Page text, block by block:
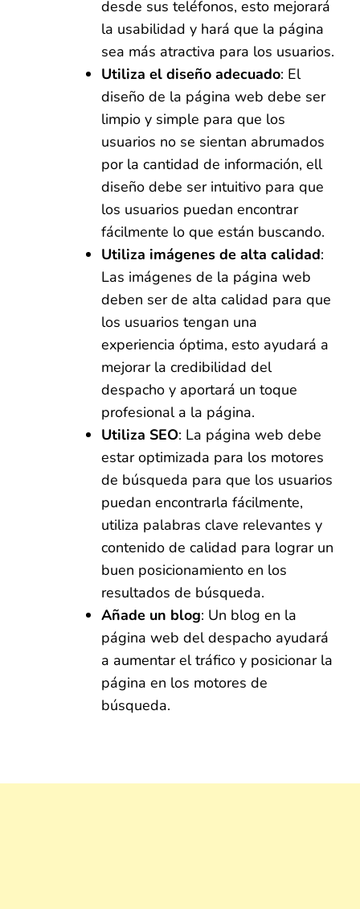
desde sus teléfonos, esto mejorará
la usabilidad y hará que la página
sea más atractiva para los usuarios.
Utiliza el diseño adecuado: El
diseño de la página web debe ser
limpio y simple para que los
usuarios no se sientan abrumados
por la cantidad de información, ell
diseño debe ser intuitivo para que
los usuarios puedan encontrar
fácilmente lo que están buscando.
Utiliza imágenes de alta calidad:
Las imágenes de la página web
deben ser de alta calidad para que
los usuarios tengan una
experiencia óptima, esto ayudará a
mejorar la credibilidad del
despacho y aportará un toque
profesional a la página.
Utiliza SEO: La página web debe
estar optimizada para los motores
de búsqueda para que los usuarios
puedan encontrarla fácilmente,
utiliza palabras clave relevantes y
contenido de calidad para lograr un
buen posicionamiento en los
resultados de búsqueda.
Añade un blog: Un blog en la
página web del despacho ayudará
a aumentar el tráfico y posicionar la
página en los motores de
búsqueda.